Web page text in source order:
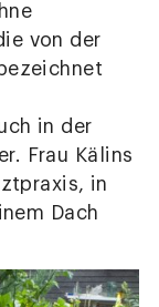
von der
in der
Frau Kälins
in
Dach